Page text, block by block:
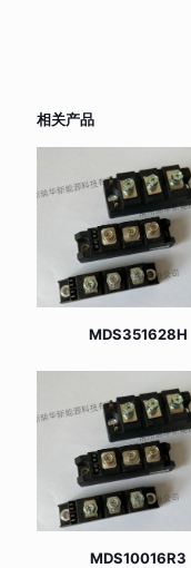
相关产品
MDS351628H
MDS10016R3